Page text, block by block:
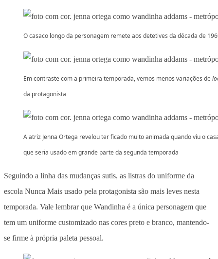
O casaco longo da personagem remete aos detetives da década de
Em contraste com a primeira temporada, vemos menos variações de
da protagonista
A atriz Jenna Ortega revelou ter ficado muito animada quando viu o
que seria usado em grande parte da segunda temporada
Seguindo a linha das mudanças sutis, as listras do uniforme da
escola Nunca Mais usado pela protagonista são mais leves nesta
temporada. Vale lembrar que Wandinha é a única personagem que
tem um uniforme customizado nas cores preto e branco, mantendo-
se firme à própria paleta pessoal.